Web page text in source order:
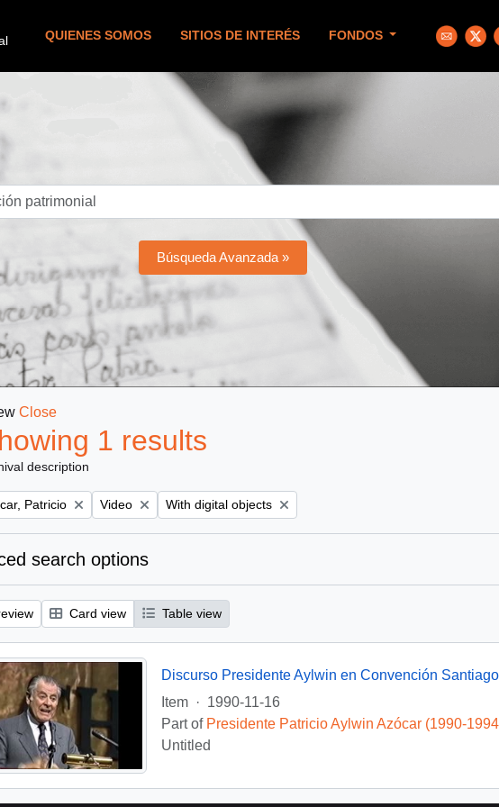
QUIENES SOMOS SITIOS DE INTERÉS FONDOS
Búsqueda Avanzada »
Close
1 results
description
Patricio Remove filter:
Video Remove filter:
With digital objects
search options
Card view Table view
Discurso Presidente Aylwin en Convención
Item
· 1990-11-16
Part of Presidente Patricio Aylwin Azócar (1990-
Untitled